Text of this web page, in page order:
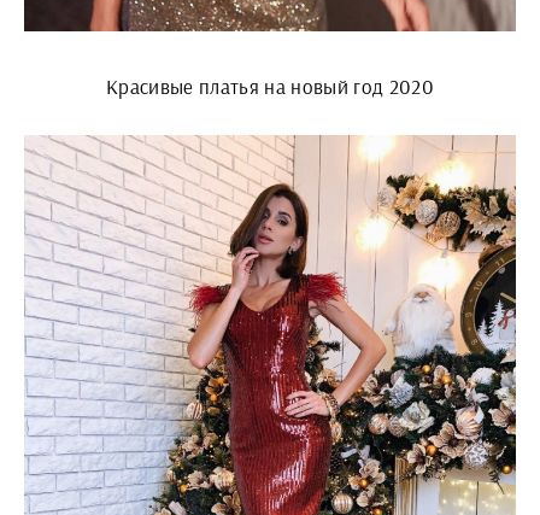
Красивые платья на новый год 2020